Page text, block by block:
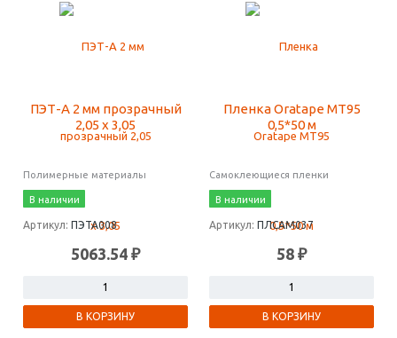
ПЭТ-А 2 мм прозрачный
2,05 х 3,05
Полимерные материалы
В наличии
Артикул: ПЭТА008
5063.54 ₽
В КОРЗИНУ
Пленка Oratape MT95
0,5*50 м
Самоклеющиеся пленки
В наличии
Артикул: ПЛСАМ037
58 ₽
В КОРЗИНУ